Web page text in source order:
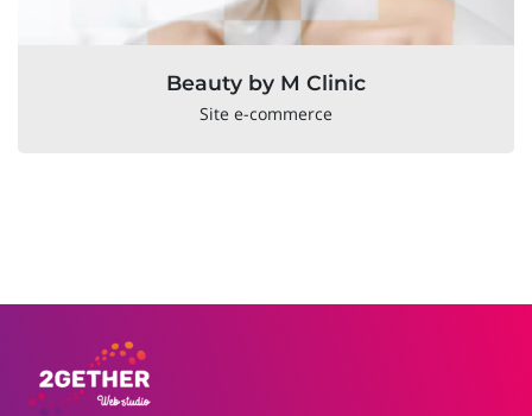
Beauty by M Clinic
Site e-commerce